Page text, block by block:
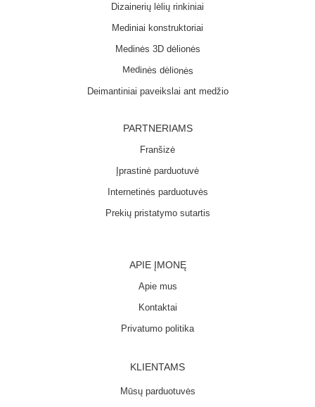
Prekių pristatymo sutartis
Internetinės parduotuvės
Įprastinė parduotuvė
Franšizė
PARTNERIAMS
KLIENTAMS
Mediniai konstruktoriai
Dizainerių lėlių rinkiniai
Medinės 3D dėlionės
Kontaktai
Privatumo politika
Apie mus
APIE ĮMONĘ
Medinės dėlionės
Deimantiniai paveikslai ant medžio
Mūsų parduotuvės